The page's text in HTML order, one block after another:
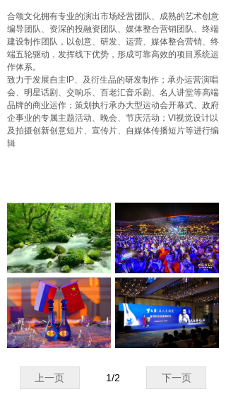
联系我们
合颂文化拥有专业的演出市场经营团队、成熟的艺术创意
编导团队、资深的投融资团队、媒体整合营销团队、终端
建设制作团队，以创意、研发、运营、媒体整合营销、终
端五轮驱动，发挥线下优势，形成可靠高效的项目系统运
作体系。
致力于发展自主IP、及衍生品的研发制作；承办运营演唱
会、明星话剧、交响乐、百老汇音乐剧、名人讲堂等高端
品牌的商业运作；策划执行承办大型运动会开幕式、政府
企事业的专属主题活动、晚会、节庆活动；VI视觉设计以
及拍摄创新创意短片、宣传片、自媒体传播短片等进行编
辑
上一页 下一页
1/2